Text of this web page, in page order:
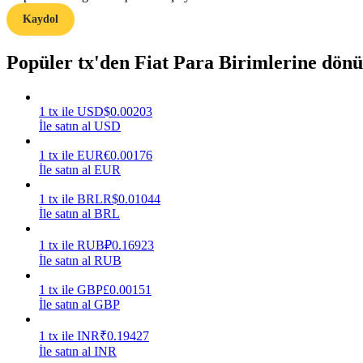
Rehber
Vadeli İşlemler Başlangıç Kılavuzu
Nasıl kârlı kalabileceğinizi öğrenin
Kaydol
Popüler tx'den Fiat Para Birimlerine
1 tx ile USD$0.00203
İle satın al USD
1 tx ile EUR€0.00176
İle satın al EUR
1 tx ile BRLR$0.01044
İle satın al BRL
1 tx ile RUB₽0.16923
İle satın al RUB
1 tx ile GBP£0.00151
İle satın al GBP
1 tx ile INR₹0.19427
İle satın al INR